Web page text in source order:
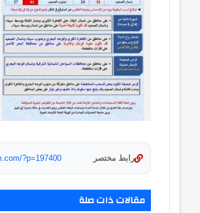
رابط مختصر ?p=197400
مقالات ذات صلة